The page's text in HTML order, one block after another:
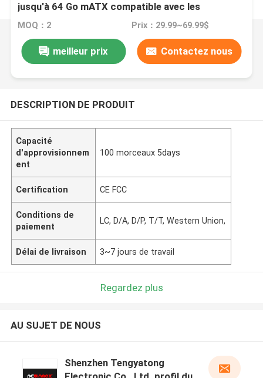
jusqu'à 64 Go mATX compatible avec les
processeurs Intel de 10ème et 11ème génération
MOQ：2 Prix：29.99~69.99$
meilleur prix Contactez nous
DESCRIPTION DE PRODUIT
Capacité
d'approvisionnem
ent
100 morceaux 5days
Certification CE FCC
Conditions de
paiement
LC, D/A, D/P, T/T, Western Union,
Délai de livraison 3~7 jours de travail
Regardez plus
AU SUJET DE NOUS
Shenzhen Tengyatong